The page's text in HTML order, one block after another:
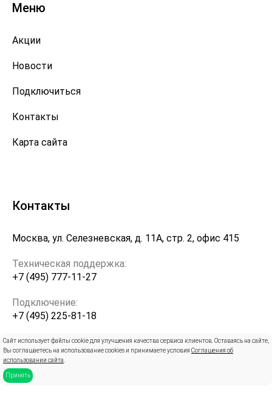
Меню
Акции
Новости
Подключиться
Контакты
Карта сайта
Контакты
Москва, ул. Селезневская, д. 11А, стр. 2, офис 415
Техническая поддержка:
+7 (495) 777-11-27
Подключение:
+7 (495) 225-81-18
info@pro-kontur.ru
Сайт использует файлы cookie для улучшения качества сервиса клиентов. Оставаясь на сайте,
Вы соглашаетесь на использование cookies и принимаете условия Соглашения об
использовании сайта
Принять